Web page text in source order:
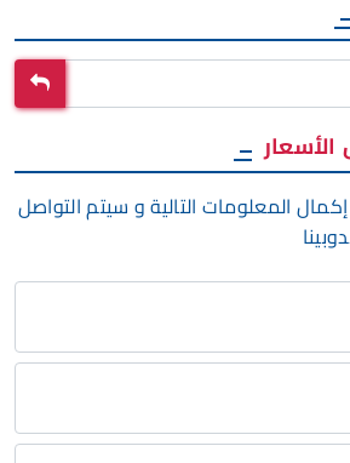
المعلومات التالية و سيتم التواصل